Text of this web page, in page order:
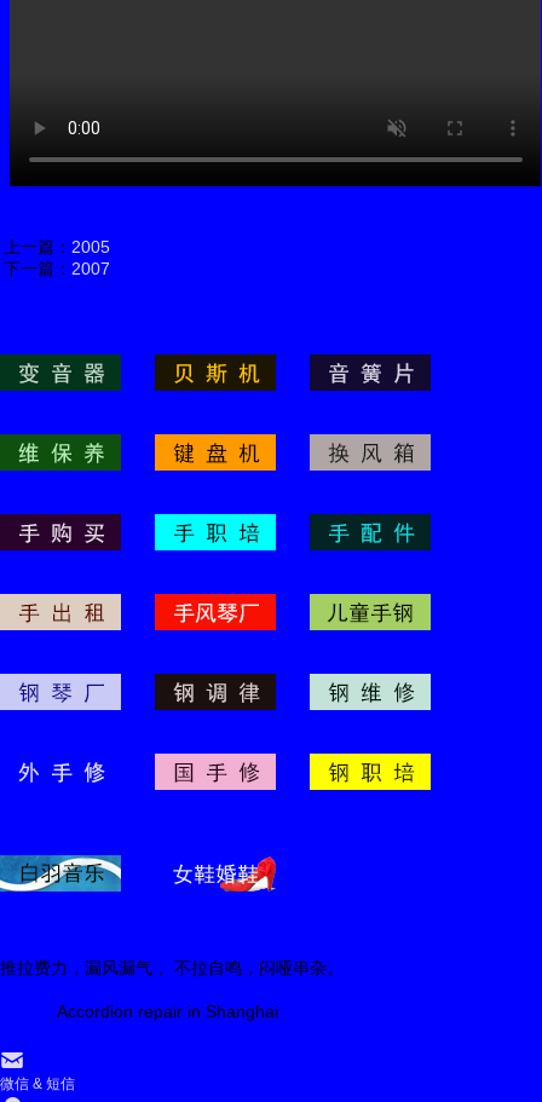
上一篇： 2005
下一篇： 2007
推拉费力，漏风漏气， 不拉自鸣，闷哑串杂。
Accordion repair in Shanghai
󰄸
微信 & 短信